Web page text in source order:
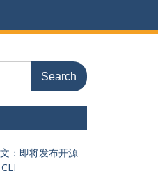
：即将发布开源